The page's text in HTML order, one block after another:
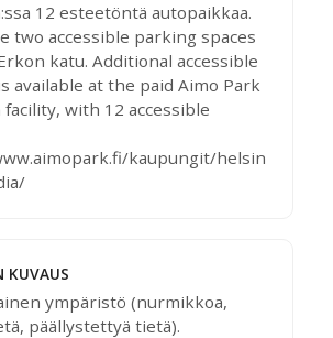
12 esteetöntä autopaikkaa.
two accessible parking spaces
katu. Additional accessible
available at the paid Aimo Park
facility, with 12 accessible
kaupungit/helsin
KUVAUS
ympäristö (nurmikkoa,
päällystettyä tietä).